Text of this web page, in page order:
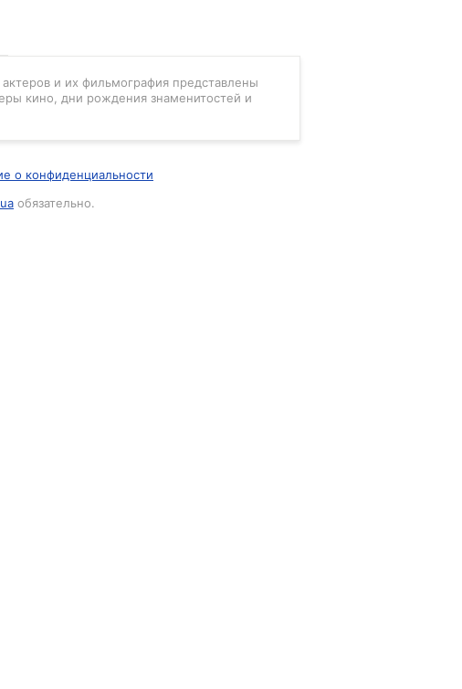
и их фильмография представлены
кино, дни рождения знаменитостей и
о конфиденциальности
обязательно.